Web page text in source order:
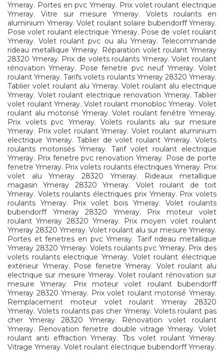
Ymeray. Portes en pvc Ymeray. Prix volet roulant électrique
Ymeray. Vitre sur mesure Ymeray. Volets roulants en
aluminium Ymeray. Volet roulant solaire bubendorff Ymeray.
Pose volet roulant electrique Ymeray. Pose de volet roulant
Ymeray. Volet roulant pvc ou alu Ymeray. Telecommande
rideau metallique Ymeray. Réparation volet roulant Ymeray
28320 Ymeray. Prix de volets roulants Ymeray. Volet roulant
rénovation Ymeray. Pose fenetre pvc neuf Ymeray. Volet
roulant Ymeray. Tarifs volets roulants Ymeray 28320 Ymeray.
Tablier volet roulant alu Ymeray. Volet roulant alu electrique
Ymeray. Volet roulant electrique renovation Ymeray. Tablier
volet roulant Ymeray. Volet roulant monobloc Ymeray. Volet
roulant alu motorisé Ymeray. Volet roulant fenêtre Ymeray.
Prix volets pvc Ymeray. Volets roulants alu sur mesure
Ymeray. Prix volet roulant Ymeray. Volet roulant aluminium
electrique Ymeray. Tablier de volet roulant Ymeray. Volets
roulants motorisés Ymeray. Tarif volet roulant electrique
Ymeray. Prix fenetre pvc renovation Ymeray. Pose de porte
fenetre Ymeray. Prix volets roulants électriques Ymeray. Prix
volet alu Ymeray 28320 Ymeray. Rideaux metallique
magasin Ymeray 28320 Ymeray. Volet roulant de toit
Ymeray. Volets roulants électriques prix Ymeray. Prix volets
roulants Ymeray. Prix volet bois Ymeray. Volet roulants
bubendorff Ymeray 28320 Ymeray. Prix moteur volet
roulant Ymeray 28320 Ymeray. Prix moyen volet roulant
Ymeray 28320 Ymeray. Volet roulant alu sur mesure Ymeray.
Portes et fenetres en pvc Ymeray. Tarif rideau metallique
Ymeray 28320 Ymeray. Volets roulants pvc Ymeray. Prix des
volets roulants electrique Ymeray. Volet roulant électrique
extérieur Ymeray. Pose fenetre Ymeray. Volet roulant alu
electrique sur mesure Ymeray. Volet roulant rénovation sur
mesure Ymeray. Prix moteur volet roulant bubendorff
Ymeray 28320 Ymeray. Prix volet roulant motorisé Ymeray.
Remplacement moteur volet roulant Ymeray 28320
Ymeray. Volets roulants pas cher Ymeray. Volets roulant pas
cher Ymeray 28320 Ymeray. Rénovation volet roulant
Ymeray. Renovation fenetre double vitrage Ymeray. Volet
roulant anti effraction Ymeray. Tbs volet roulant Ymeray.
Vitrage Ymeray. Volet roulant électrique bubendorff Ymeray.